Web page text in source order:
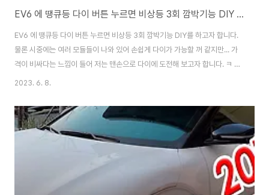
EV6 에 땡큐등 다이 버튼 누르면 비상등 3회 깜박기능 DIY 순정부품 구입
EV6 에 땡큐등 다이 버튼 누르면 비상등 3회 깜박기능 DIY를 하고자 합니다.
물론 시중에는 여러 모듈들이 나와 있어 손쉽게 다이가 가능할 꺼 같지만... 가
격이 비싸다는 느낌이 들어 저는 맨손으로 다이에 도전해 보고자 합니다. ㅋ 먼
저 기아 순정부품부터 구입을 했습니다. 바로 EV6 의 GT버튼을 핸들에 장착
HSG(MQS 3P PLUG HSG) 가격 : 1,100원 부품번호 : 96721 CV000 부
품명 : 가격 : 부품번호 : 56120 CV100WK 부품명 : 커버 어셈블리－스티어
링 휠 하부(COVER ASSY-STEERING WHEEL LWR) 가격 : 8,140원 등 3
2023. 6. 8.